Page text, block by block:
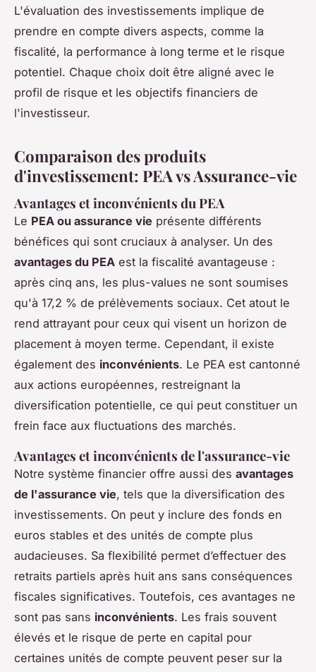
L'évaluation des investissements implique de
prendre en compte divers aspects, comme la
fiscalité, la performance à long terme et le risque
potentiel. Chaque choix doit être aligné avec le
profil de risque et les objectifs financiers de
l'investisseur.
Comparaison des produits
d'investissement: PEA vs Assurance-vie
Avantages et inconvénients du PEA
Le PEA ou assurance vie présente différents
bénéfices qui sont cruciaux à analyser. Un des
avantages du PEA est la fiscalité avantageuse :
après cinq ans, les plus-values ne sont soumises
qu'à 17,2 % de prélèvements sociaux. Cet atout le
rend attrayant pour ceux qui visent un horizon de
placement à moyen terme. Cependant, il existe
également des inconvénients. Le PEA est cantonné
aux actions européennes, restreignant la
diversification potentielle, ce qui peut constituer un
frein face aux fluctuations des marchés.
Avantages et inconvénients de l'assurance-vie
Notre système financier offre aussi des avantages
de l'assurance vie, tels que la diversification des
investissements. On peut y inclure des fonds en
euros stables et des unités de compte plus
audacieuses. Sa flexibilité permet d’effectuer des
retraits partiels après huit ans sans conséquences
fiscales significatives. Toutefois, ces avantages ne
sont pas sans inconvénients. Les frais souvent
élevés et le risque de perte en capital pour
certaines unités de compte peuvent peser sur la